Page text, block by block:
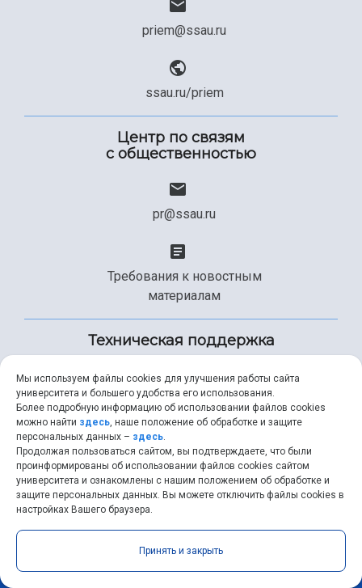
priem@ssau.ru
ssau.ru/priem
Центр по связям
с общественностью
pr@ssau.ru
Требования к новостным
материалам
Техническая поддержка
+7 (846) 267-49-99
help@ssau.ru
Самарский университет © 2026 |ssau.ru
RSS
Мы используем файлы cookies для улучшения работы сайта
университета и большего удобства его использования.
Более подробную информацию об использовании файлов cookies
можно найти здесь, наше положение об обработке и защите
персональных данных – здесь.
Продолжая пользоваться сайтом, вы подтверждаете, что были
проинформированы об использовании файлов cookies сайтом
университета и ознакомлены с нашим положением об обработке и
защите персональных данных. Вы можете отключить файлы cookies в
настройках Вашего браузера.
Принять и закрыть